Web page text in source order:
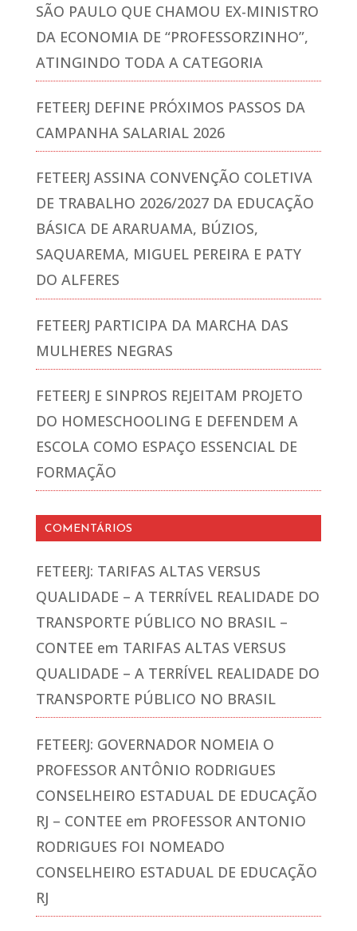
SÃO PAULO QUE CHAMOU EX-MINISTRO
DA ECONOMIA DE “PROFESSORZINHO”,
ATINGINDO TODA A CATEGORIA
FETEERJ DEFINE PRÓXIMOS PASSOS DA
CAMPANHA SALARIAL 2026
FETEERJ ASSINA CONVENÇÃO COLETIVA
DE TRABALHO 2026/2027 DA EDUCAÇÃO
BÁSICA DE ARARUAMA, BÚZIOS,
SAQUAREMA, MIGUEL PEREIRA E PATY
DO ALFERES
FETEERJ PARTICIPA DA MARCHA DAS
MULHERES NEGRAS
FETEERJ E SINPROS REJEITAM PROJETO
DO HOMESCHOOLING E DEFENDEM A
ESCOLA COMO ESPAÇO ESSENCIAL DE
FORMAÇÃO
COMENTÁRIOS
FETEERJ: TARIFAS ALTAS VERSUS
QUALIDADE – A TERRÍVEL REALIDADE DO
TRANSPORTE PÚBLICO NO BRASIL –
CONTEE em TARIFAS ALTAS VERSUS
QUALIDADE – A TERRÍVEL REALIDADE DO
TRANSPORTE PÚBLICO NO BRASIL
FETEERJ: GOVERNADOR NOMEIA O
PROFESSOR ANTÔNIO RODRIGUES
CONSELHEIRO ESTADUAL DE EDUCAÇÃO
RJ – CONTEE em PROFESSOR ANTONIO
RODRIGUES FOI NOMEADO
CONSELHEIRO ESTADUAL DE EDUCAÇÃO
RJ